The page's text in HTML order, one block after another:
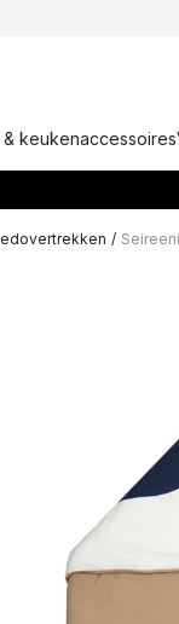
keukenaccessoires
/